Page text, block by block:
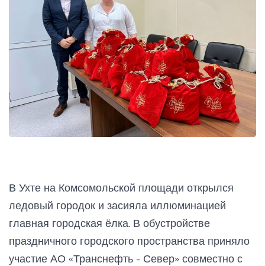
В Ухте на Комсомольской площади открылся
ледовый городок и засияла иллюминацией
главная городская ёлка. В обустройстве
праздничного городского пространства приняло
участие АО «Транснефть - Север» совместно с